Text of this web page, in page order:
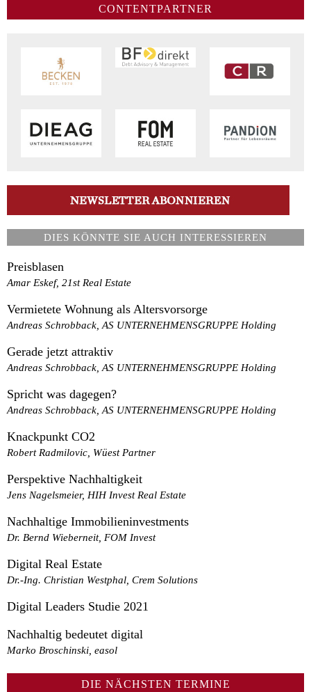
CONTENTPARTNER
DIES KÖNNTE SIE AUCH INTERESSIEREN
Preisblasen
Amar Eskef, 21st Real Estate
Vermietete Wohnung als Altersvorsorge
Andreas Schrobback, AS UNTERNEHMENSGRUPPE Holding
Gerade jetzt attraktiv
Andreas Schrobback, AS UNTERNEHMENSGRUPPE Holding
Spricht was dagegen?
Andreas Schrobback, AS UNTERNEHMENSGRUPPE Holding
Knackpunkt CO2
Robert Radmilovic, Wüest Partner
Perspektive Nachhaltigkeit
Jens Nagelsmeier, HIH Invest Real Estate
Nachhaltige Immobilieninvestments
Dr. Bernd Wieberneit, FOM Invest
Digital Real Estate
Dr.-Ing. Christian Westphal, Crem Solutions
Digital Leaders Studie 2021
Nachhaltig bedeutet digital
Marko Broschinski, easol
DIE NÄCHSTEN TERMINE